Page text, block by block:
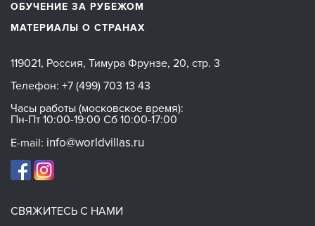
ОБУЧЕНИЕ ЗА РУБЕЖОМ
МАТЕРИАЛЫ О СТРАНАХ
119021, Россия, Тимура Фрунзе, 20, стр. 3
Телефон: +7 (499) 703 13 43
Часы работы (московское время):
Пн-Пт 10:00-19:00 Сб 10:00-17:00
E-mail: info@worldvillas.ru
СВЯЖИТЕСЬ С НАМИ